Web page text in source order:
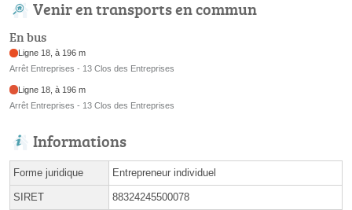
Venir en transports en commun
En bus
Ligne 18, à 196 m
Arrêt Entreprises - 13 Clos des Entreprises
Ligne 18, à 196 m
Arrêt Entreprises - 13 Clos des Entreprises
Informations
Forme juridique Entrepreneur individuel
SIRET 88324245500078